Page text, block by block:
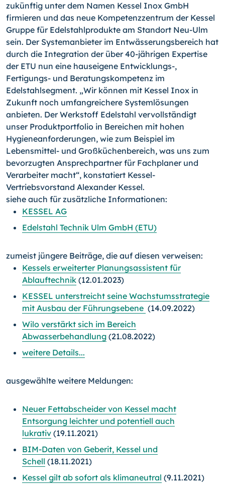
zukünftig unter dem Namen Kessel Inox GmbH
firmieren und das neue Kompetenzzentrum der Kessel
Gruppe für Edelstahlprodukte am Standort Neu-Ulm
sein. Der Systemanbieter im Entwässerungsbereich hat
durch die Integration der über 40-jährigen Expertise
der ETU nun eine hauseigene Entwicklungs-,
Fertigungs- und Beratungskompetenz im
Edelstahlsegment. „Wir können mit Kessel Inox in
Zukunft noch umfangreichere Systemlösungen
anbieten. Der Werkstoff Edelstahl vervollständigt
unser Produktportfolio in Bereichen mit hohen
Hygieneanforderungen, wie zum Beispiel im
Lebensmittel- und Großküchenbereich, was uns zum
bevorzugten Ansprechpartner für Fachplaner und
Verarbeiter macht“, konstatiert Kessel-
Vertriebsvorstand Alexander Kessel.
siehe auch für zusätzliche Informationen:
KESSEL AG
Edelstahl Technik Ulm GmbH (ETU)
zumeist jüngere Beiträge, die auf diesen verweisen:
Kessels erweiterter Planungsassistent für
Ablauftechnik (12.01.2023)
KESSEL unterstreicht seine Wachstumsstrategie
mit Ausbau der Führungsebene (14.09.2022)
Wilo verstärkt sich im Bereich
Abwasserbehandlung (21.08.2022)
weitere Details...
ausgewählte weitere Meldungen:
Neuer Fettabscheider von Kessel macht
Entsorgung leichter und potentiell auch
lukrativ (19.11.2021)
BIM-Daten von Geberit, Kessel und
Schell (18.11.2021)
Kessel gilt ab sofort als klimaneutral (9.11.2021)